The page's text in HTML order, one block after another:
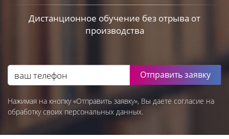
Дистанционное обучение без отрыва от
производства
Отправить заявку
Нажимая на кнопку «Отправить заявку», Вы даете согласие на
обработку своих персональных данных.